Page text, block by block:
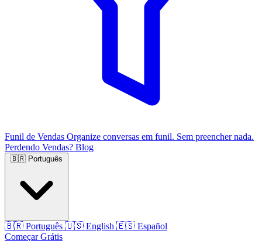
Funil de Vendas Organize conversas em funil. Sem preencher nada.
Perdendo Vendas? Blog
🇧🇷 Português
🇧🇷 Português 🇺🇸 English 🇪🇸 Español
Começar Grátis